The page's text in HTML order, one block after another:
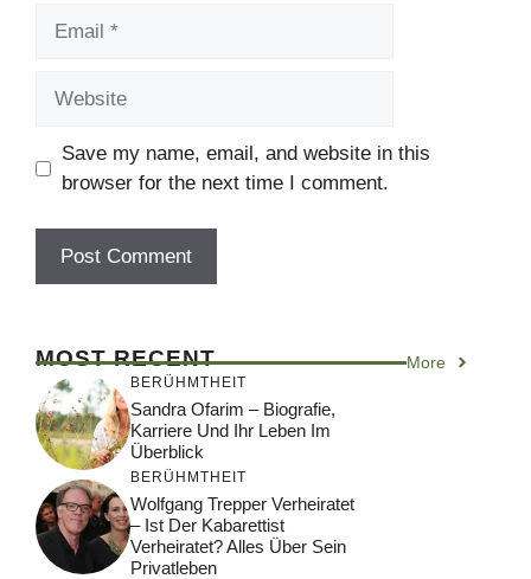
Save my name, email, and website in this
browser for the next time I comment.
MOST RECENT More
BERÜHMTHEIT
Sandra Ofarim – Biografie,
Karriere Und Ihr Leben Im
Überblick
BERÜHMTHEIT
Wolfgang Trepper Verheiratet
– Ist Der Kabarettist
Verheiratet? Alles Über Sein
Privatleben